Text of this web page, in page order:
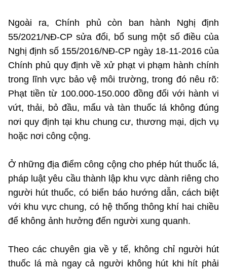
Ngoài ra, Chính phủ còn ban hành Nghị định
55/2021/NĐ-CP sửa đổi, bổ sung một số điều của
Nghị định số 155/2016/NĐ-CP ngày 18-11-2016 của
Chính phủ quy định về xử phạt vi phạm hành chính
trong lĩnh vực bảo vệ môi trường, trong đó nêu rõ:
Phạt tiền từ 100.000-150.000 đồng đối với hành vi
vứt, thải, bỏ đầu, mẩu và tàn thuốc lá không đúng
nơi quy định tại khu chung cư, thương mại, dịch vụ
hoặc nơi công cộng.
Ở những địa điểm công cộng cho phép hút thuốc lá,
pháp luật yêu cầu thành lập khu vực dành riêng cho
người hút thuốc, có biển báo hướng dẫn, cách biệt
với khu vực chung, có hệ thống thông khí hai chiều
để không ảnh hưởng đến người xung quanh.
Theo các chuyên gia về y tế, không chỉ người hút
thuốc lá mà ngay cả người không hút khi hít phải